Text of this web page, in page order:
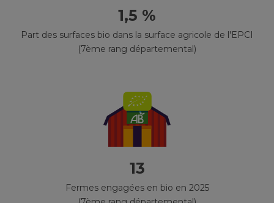
1,5 %
Part des surfaces bio dans la surface agricole de l'EPCI
(7ème rang départemental)
13
Fermes engagées en bio en 2025